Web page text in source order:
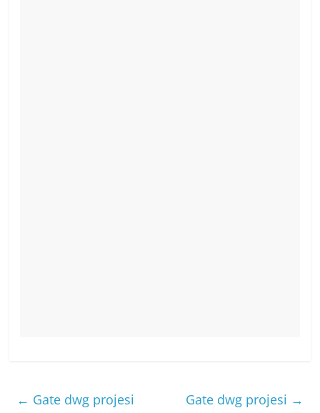
← Gate dwg projesi Gate dwg projesi →